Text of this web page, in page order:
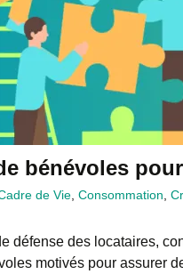
bénévoles
de Vie Consommation
défense des locataires,
motivés pour assurer